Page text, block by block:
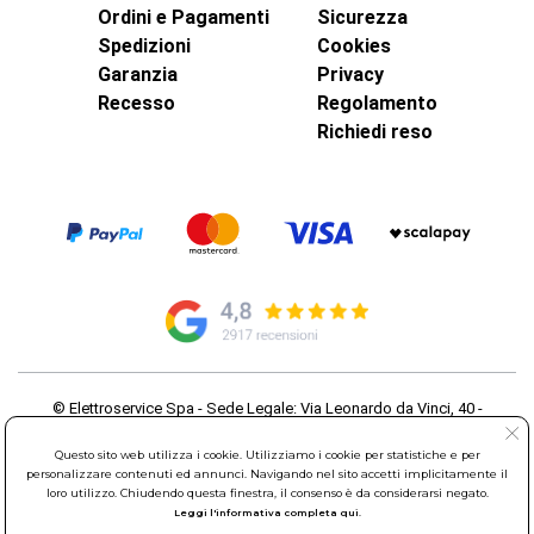
Ordini e Pagamenti
Spedizioni
Garanzia
Recesso
Sicurezza
Cookies
Privacy
Regolamento
Richiedi reso
© Elettroservice Spa - Sede Legale: Via Leonardo da Vinci, 40 -
Partita Iva: 01586761007 - Codice Fiscale: 06634500588 Capitale
Sociale 1.600.000,00 Euro i.v. Iscritto al Registro delle Imprese di
Roma REA: RM-535144
Sede Operativa: Via Leonardo da Vinci, 40 - 00015 Monterotondo
Questo sito web utilizza i cookie. Utilizziamo i cookie per statistiche e per
personalizzare contenuti ed annunci. Navigando nel sito accetti implicitamente il
loro utilizzo. Chiudendo questa finestra, il consenso è da considerarsi negato.
Leggi l'informativa completa qui.